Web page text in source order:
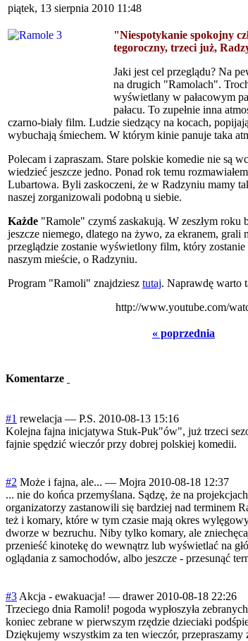
piątek, 13 sierpnia 2010 11:48
"Niespotykanie spokojny
tegoroczny, trzeci już,
Jaki jest cel przeglądu? Na
na drugich "Ramolach".
wyświetlany w pałacowym
pałacu. To zupełnie inna
czarno-biały film. Ludzie siedzący na kocach,
wybuchają śmiechem. W którym kinie panuje taka
Polecam i zapraszam. Stare polskie komedie nie są
wiedzieć jeszcze jedno. Ponad rok temu
Lubartowa. Byli zaskoczeni, że w Radzyniu mamy
naszej zorganizowali podobną u siebie.
Każde "Ramole" czymś zaskakują. W zeszłym roku
jeszcze niemego, dlatego na żywo, za ekranem, grali
przeglądzie zostanie wyświetlony film, który
naszym mieście, o Radzyniu.
Program "Ramoli" znajdziesz tutaj. Naprawdę warto
http://www.youtube.com/
« poprzednia
Komentarze
#1 rewelacja — P.S. 2010-08-13 15:16
Kolejna fajna inicjatywa Stuk-Puk"ów", już trzeci
fajnie spędzić wieczór przy dobrej polskiej komedii.
#2 Może i fajna, ale... — Mojra 2010-08-18 12:37
... nie do końca przemyślana. Sądzę, że na
organizatorzy zastanowili się bardziej nad terminem
też i komary, które w tym czasie mają okres
dworze w bezruchu. Niby tylko komary, ale
przenieść kinotekę do wewnątrz lub wyświetlać na
oglądania z samochodów, albo jeszcze - przesunąć
#3 Akcja - ewakuacja! — drawer 2010-08-18 22:26
Trzeciego dnia Ramoli! pogoda wypłoszyła
koniec zebrane w pierwszym rzędzie dzieciaki
Dziękujemy wszystkim za ten wieczór,